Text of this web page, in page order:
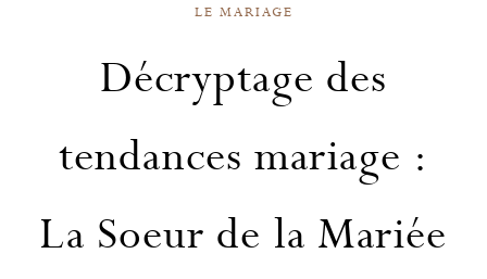
LE MARIAGE
Décryptage des
tendances mariage :
La Soeur de la Mariée